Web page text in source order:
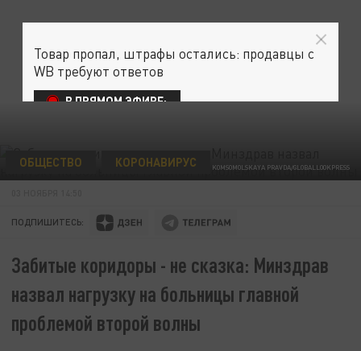
KOMSOMOLSKAYA PRAVDA/GLOBALLOOKPRESS
ОБЩЕСТВО КОРОНАВИРУС
ПОДПИШИТЕСЬ:
Забитые коридоры - не сказка: Минздрав
назвал нагрузку на больницы главной
проблемой второй волны
Товар пропал, штрафы остались: продавцы с
WB требуют ответов
В ПРЯМОМ ЭФИРЕ: